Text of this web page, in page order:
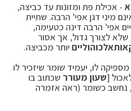
- אכילת פת ומזונות עד כביצה,
מיני דגן אפי' הרבה. שתיית
אפי' הרבה דינה כטעימה,
לצורך גדול, אך אסור
אלכוהוליים יותר מכביצה.
לו, יעמיד שומר שיזכיר לו
[שעון מעורר שכתוב בו
כשומר (ראה אזמרה